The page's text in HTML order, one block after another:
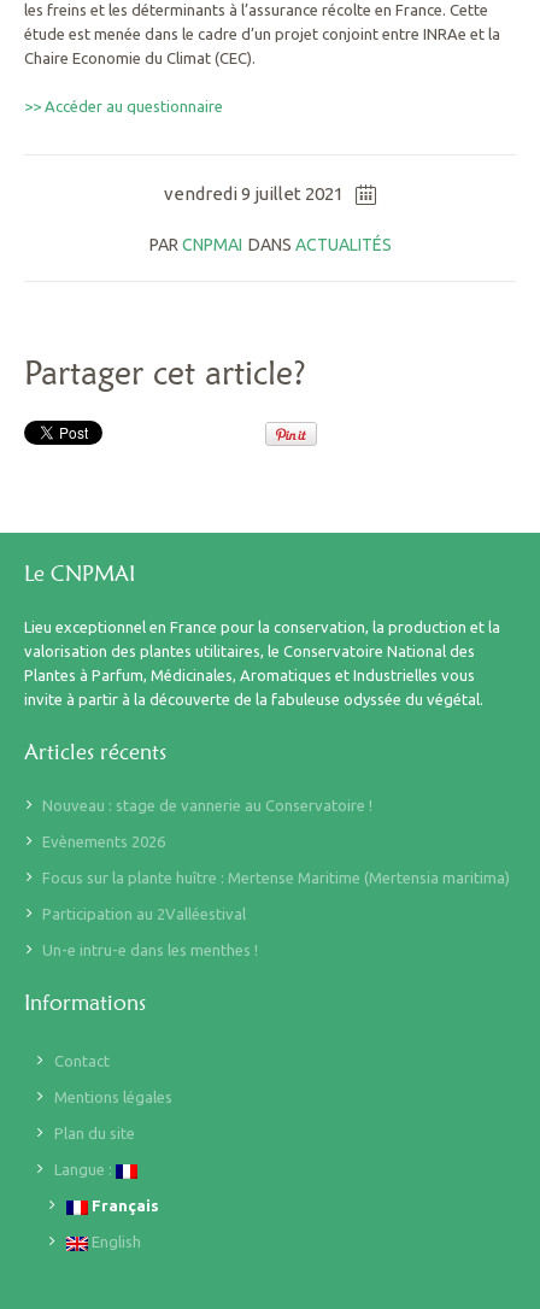
les freins et les déterminants à l’assurance récolte en France. Cette
étude est menée dans le cadre d’un projet conjoint entre INRAe et la
Chaire Economie du Climat (CEC).
>> Accéder au questionnaire
vendredi 9 juillet 2021
PARCNPMAI DANS ACTUALITÉS
Partager cet article?
Le CNPMAI
Lieu exceptionnel en France pour la conservation, la production et la
valorisation des plantes utilitaires, le Conservatoire National des
Plantes à Parfum, Médicinales, Aromatiques et Industrielles vous
invite à partir à la découverte de la fabuleuse odyssée du végétal.
Articles récents
Nouveau : stage de vannerie au Conservatoire !
Evènements 2026
Focus sur la plante huître : Mertense Maritime (Mertensia maritima)
Participation au 2Valléestival
Un-e intru-e dans les menthes !
Informations
Contact
Mentions légales
Plan du site
Langue :
Français
English